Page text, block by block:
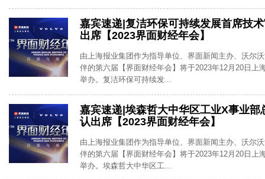
嘉宾速递|复洁环保可持续发展首席技
出席【2023界面财经年会】
由上海报业集团作为指导单位、界面新闻主办、沃尔
伴的第六届【界面财经年会】将于2023年12月20日上
举办。复洁环保可持续发...
嘉宾速递|埃森哲大中华区工业X事业部
认出席【2023界面财经年会】
由上海报业集团作为指导单位、界面新闻主办、沃尔
伴的第六届【界面财经年会】将于2023年12月20日上
举办。埃森哲大中华区工...